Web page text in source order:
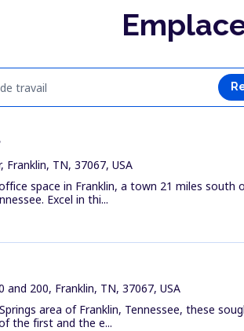
travail
TN, 37067, USA
space in Franklin, a town 21 miles south
Excel in thi...
200, Franklin, TN, 37067, USA
area of Franklin, Tennessee, these
the first and the e...